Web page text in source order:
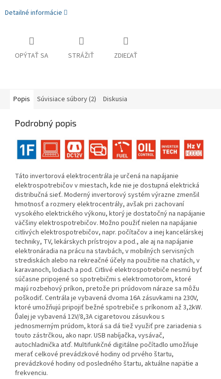
Detailné informácie
OPÝTAŤ SA STRÁŽIŤ ZDIEĽAŤ
Popis Súvisiace súbory (2) Diskusia
Podrobný popis
Táto invertorová elektrocentrála je určená na napájanie
elektrospotrebičov v miestach, kde nie je dostupná elektrická
distribučná sieť. Moderný invertorový systém výrazne zmenšil
hmotnosť a rozmery elektrocentrály, avšak pri zachovaní
vysokého elektrického výkonu, ktorý je dostatočný na napájanie
väčšiny elektrospotrebičov. Možno použiť nielen na napájanie
citlivých elektrospotrebičov, napr. počítačov a inej kancelárskej
techniky, TV, lekárskych prístrojov a pod., ale aj na napájanie
elektronáradia na prácu na stavbách, v mobilných servisných
strediskách alebo na rekreačné účely na použitie na chatách, v
karavanoch, lodiach a pod. Citlivé elektrospotrebiče nesmú byť
súčasne pripojené so spotrebičmi s elektromotorom, ktoré
majú rozbehový príkon, pretože pri prúdovom náraze sa môžu
poškodiť. Centrála je vybavená dvoma 16A zásuvkami na 230V,
ktoré umožňujú pripojiť bežné spotrebiče s príkonom až 3,2kW.
Ďalej je vybavená 12V/8,3A cigaretovou zásuvkou s
jednosmerným prúdom, ktorá sa dá tiež využiť pre zariadenia s
touto zástrčkou, ako napr. USB nabíjačka, vysávač,
autochladnička atď. Multifunkčné digitálne počítadlo umožňuje
merať celkové prevádzkové hodiny od prvého štartu,
prevádzkové hodiny od posledného štartu, aktuálne napätie a
frekvenciu.